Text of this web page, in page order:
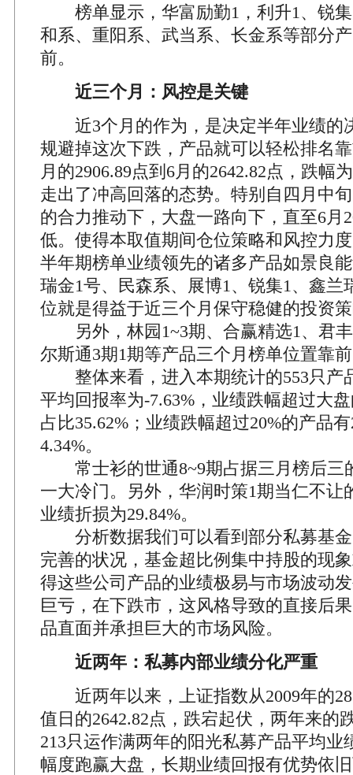
榜单显示，华富励勤1，利升1、锐集
和系、重阳系、武当系、长金系等部分
前。
近三个月：风控是关键
近3个月的作为，是决定半年业绩的
规避掉这次下跌，产品就可以轻松排名
月的2906.89点到6月的2642.82点，跌幅
走出了冲高回落的态势。特别自四月中
的合力推动下，大盘一路向下，直至6月
低。使得本取值期间仓位策略和风控力
半年期榜单业绩领先的诸多产品如景良
瑞金1号、民森系、展博1、锐集1、鑫兰
位就是得益于近三个月保守稳健的投资
另外，林园1~3期、合赢精选1、君丰
尔斯通3期1期等产品三个月榜单位置靠
整体来看，进入本期统计的553只产
平均回报率为-7.63%，业绩跌幅超过大
占比35.62%；业绩跌幅超过20%的产品
4.34%。
常士衫的世通8~9期占据三月榜后三
一大冷门。另外，华润时策1期当仁不让
业绩折损为29.84%。
分析数据我们可以看到部分私募基金
完善的状况，基金超比例集中持股的现
得这些公司产品的业绩极易与市场波动
巨亏，在下跌市，这风格导致的直接后
品直面并承担巨大的市场风险。
近两年：私募内部业绩分化严重
近两年以来，上证指数从2009年的
值日的2642.82点，跌宕起伏，两年来的
213只运作满两年的阳光私募产品平均业
幅度跑赢大盘，长期业绩回报有优势依